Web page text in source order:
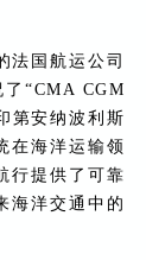
法国航运公司
“CMA CGM
第安纳波利斯
在海洋运输领
行提供了可靠
海洋交通中的